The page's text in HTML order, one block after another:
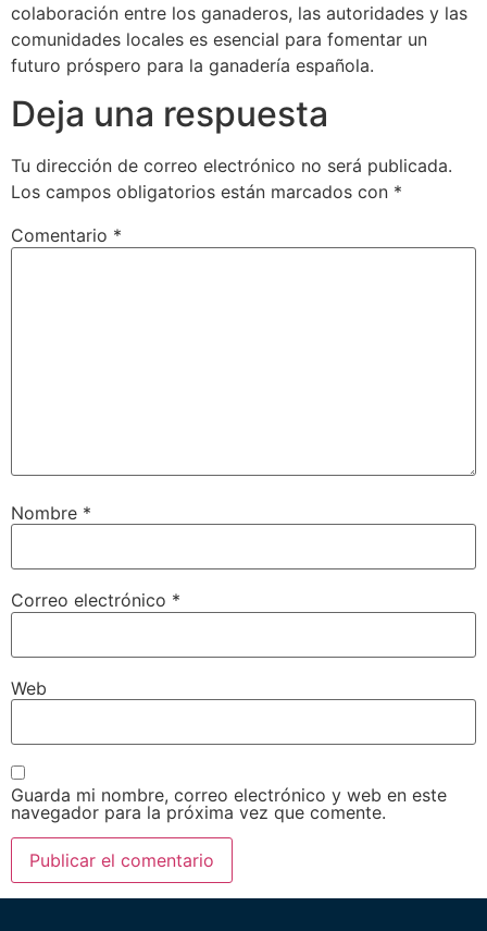
colaboración entre los ganaderos, las autoridades y las
comunidades locales es esencial para fomentar un
futuro próspero para la ganadería española.
Deja una respuesta
Tu dirección de correo electrónico no será publicada.
Los campos obligatorios están marcados con *
Comentario *
Nombre *
Correo electrónico *
Web
Guarda mi nombre, correo electrónico y web en este
navegador para la próxima vez que comente.